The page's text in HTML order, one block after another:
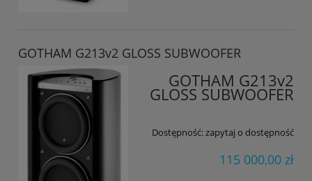
GOTHAM G213v2 GLOSS SUBWOOFER
GOTHAM G213v2
GLOSS SUBWOOFER
Dostępność:zapytaj o dostępność
115 000,00 zł